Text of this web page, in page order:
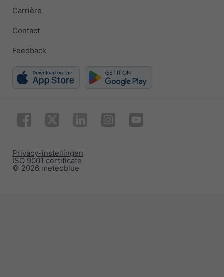
Carrière
Contact
Feedback
© 2026 meteoblue
ISO 9001 certificate
Privacy-instellingen